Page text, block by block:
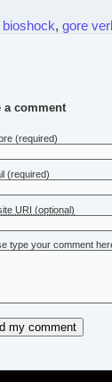
bioshock, gore
a comment
(required)
(required)
URI (optional)
type your comment